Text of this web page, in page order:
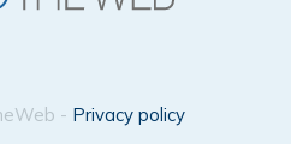
- Privacy policy